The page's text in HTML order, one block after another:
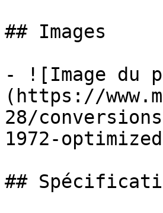
## Images
- ![Image du
(https://
28/
1972-
##